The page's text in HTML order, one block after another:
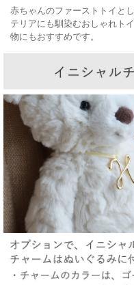
赤ちゃんのファーストトイと
テリアにも馴染むおしゃれト
物にもおすすめです。